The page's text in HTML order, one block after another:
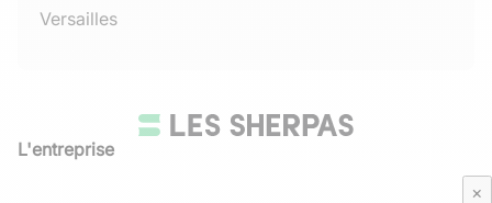
×
Versailles
L'entreprise